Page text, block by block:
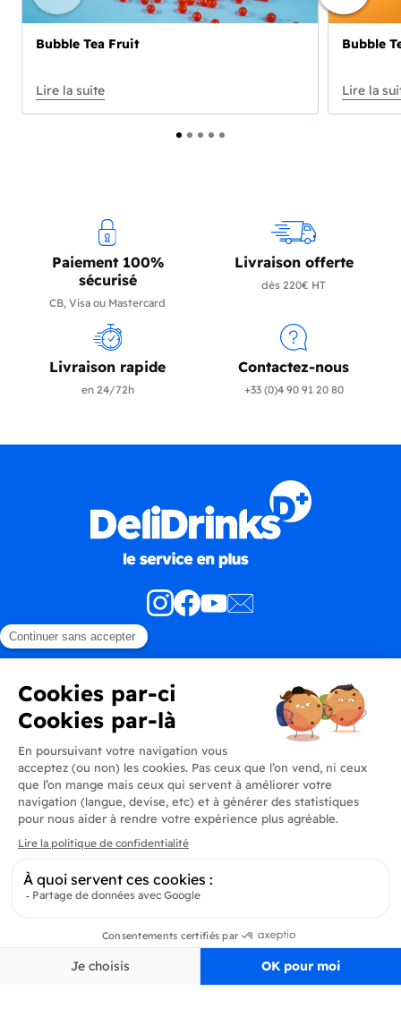
Bubble Tea Fruit Bubble
Paiement 100%
sécurisé
CB, Visa ou Mastercard
Livraison offerte
dès 220€ HT
Livraison rapide
en 24/72h
Contactez-nous
+33 (0)4 90 91 20 80
Produits
En savoir plus
Informations
Inscrivez-vous et soyez au courant de toutes les dernières nouveautés de
Delidrinks